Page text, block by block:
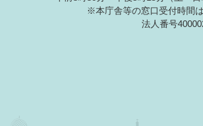
※本庁舎等の窓口受付時間
法人番号